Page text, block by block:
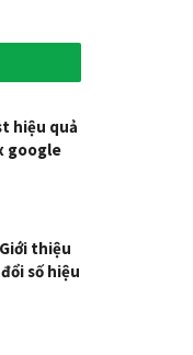
hiệu quả
google
thiệu
số hiệu